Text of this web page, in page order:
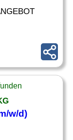
w/d)